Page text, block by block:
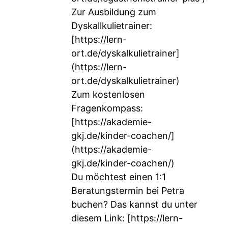
Zur Ausbildung zum
Dyskallkulietrainer:
[https://lern-
ort.de/dyskalkulietrainer]
(https://lern-
ort.de/dyskalkulietrainer)
Zum kostenlosen
Fragenkompass:
[https://akademie-
gkj.de/kinder-coachen/]
(https://akademie-
gkj.de/kinder-coachen/)
Du möchtest einen 1:1
Beratungstermin bei Petra
buchen? Das kannst du unter
diesem Link: [https://lern-